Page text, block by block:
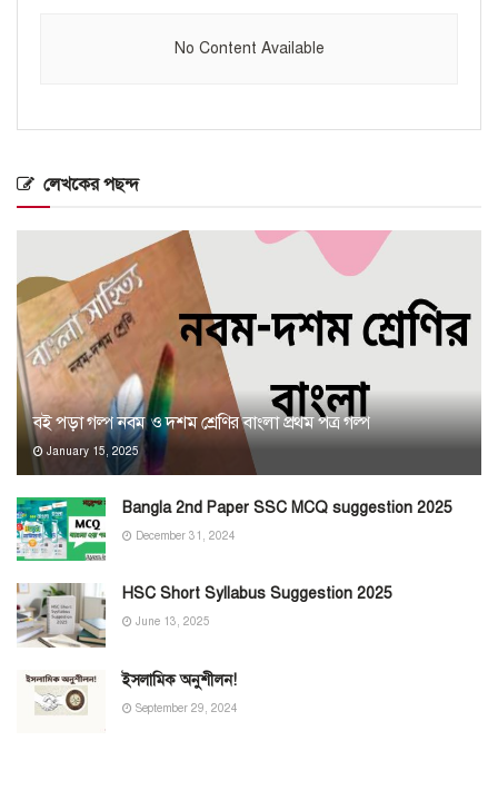
No Content Available
লেখকের পছন্দ
বই পড়া গল্প নবম ও দশম শ্রেণির বাংলা প্রথম পত্র গল্প
January 15, 2025
Bangla 2nd Paper SSC MCQ suggestion 2025
December 31, 2024
HSC Short Syllabus Suggestion 2025
June 13, 2025
ইসলামিক অনুশীলন!
September 29, 2024